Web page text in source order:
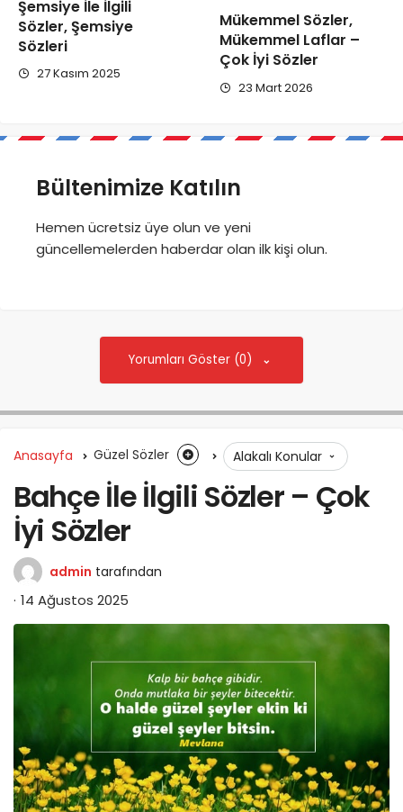
Şemsiye İle İlgili
Sözler, Şemsiye
Sözleri
27 Kasım 2025
Mükemmel Sözler,
Mükemmel Laflar –
Çok İyi Sözler
23 Mart 2026
Bültenimize Katılın
Hemen ücretsiz üye olun ve yeni
güncellemelerden haberdar olan ilk kişi olun.
Yorumları Göster (0)
Anasayfa Güzel Sözler Alakalı Konular
Bahçe İle İlgili Sözler – Çok
İyi Sözler
admin tarafından
14 Ağustos 2025